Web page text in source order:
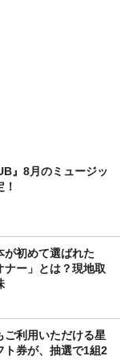
』8月のミュージッ
が初めて選ばれた
ナー」とは？現地取
ご利用いただける星
ト券が、抽選で1組2